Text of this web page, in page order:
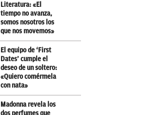
Literatura: «El
tiempo no avanza,
somos nosotros los
que nos movemos»
El equipo de ‘First
Dates’ cumple el
deseo de un soltero:
«Quiero comérmela
con nata»
Madonna revela los
dos perfumes que